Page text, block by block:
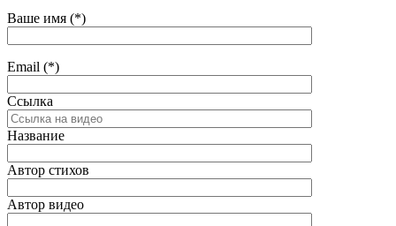
Ваше имя (*)
Email (*)
Ссылка
Название
Автор стихов
Автор видео